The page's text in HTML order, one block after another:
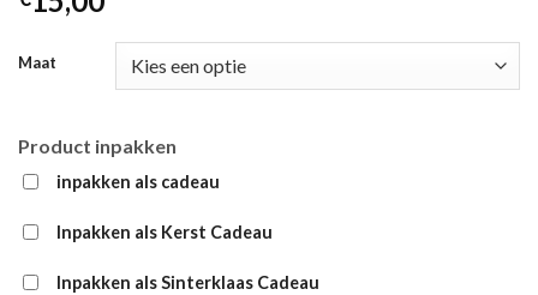
Maat
Product inpakken
inpakken als cadeau
Inpakken als Kerst Cadeau
Inpakken als Sinterklaas Cadeau